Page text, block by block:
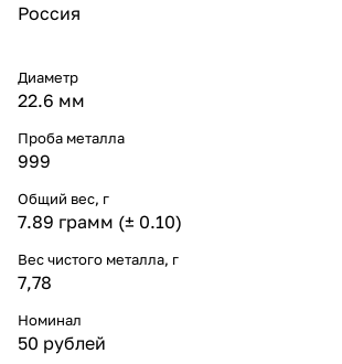
Россия
Диаметр
22.6 мм
Проба металла
999
Общий вес, г
7.89 грамм (± 0.10)
Вес чистого металла, г
7,78
Номинал
50 рублей